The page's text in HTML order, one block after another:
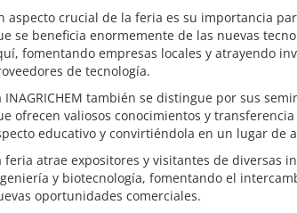
aspecto crucial de la feria es su importancia
se beneficia enormemente de las nuevas
fomentando empresas locales y atrayendo
de tecnología.
INAGRICHEM también se distingue por sus
ofrecen valiosos conocimientos y
educativo y convirtiéndola en un lugar de
feria atrae expositores y visitantes de diversas
y biotecnología, fomentando el
oportunidades comerciales.